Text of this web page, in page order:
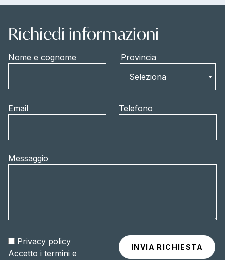
Richiedi informazioni
Nome e cognome
Provincia
Seleziona
Email Telefono
Messaggio
Privacy policy
Accetto i termini e